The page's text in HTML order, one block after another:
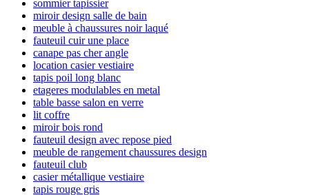
sommier tapissier
miroir design salle de bain
meuble à chaussures noir laqué
fauteuil cuir une place
canape pas cher angle
location casier vestiaire
tapis poil long blanc
etageres modulables en metal
table basse salon en verre
lit coffre
miroir bois rond
fauteuil design avec repose pied
meuble de rangement chaussures design
fauteuil club
casier métallique vestiaire
tapis rouge gris